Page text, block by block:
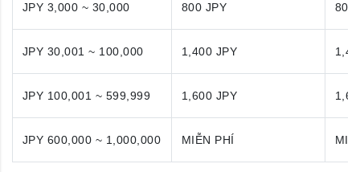
JPY 3,000 ~ 30,000 800 JPY 800
JPY 30,001 ~ 100,000 1,400 JPY
JPY 100,001 ~ 599,999 1,600 JPY
JPY 600,000 ~ 1,000,000 MIỄN PHÍ